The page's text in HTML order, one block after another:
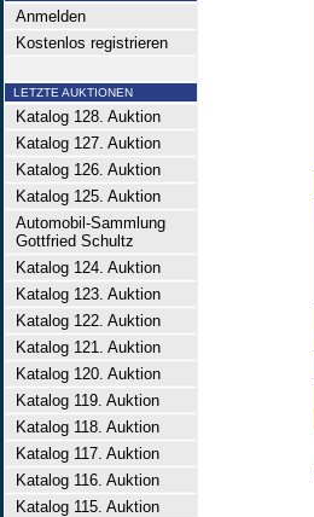
Anmelden
Kostenlos registrieren
LETZTE AUKTIONEN
Katalog 128. Auktion
Katalog 127. Auktion
Katalog 126. Auktion
Katalog 125. Auktion
Automobil-Sammlung
Gottfried Schultz
Katalog 124. Auktion
Katalog 123. Auktion
Katalog 122. Auktion
Katalog 121. Auktion
Katalog 120. Auktion
Katalog 119. Auktion
Katalog 118. Auktion
Katalog 117. Auktion
Katalog 116. Auktion
Katalog 115. Auktion